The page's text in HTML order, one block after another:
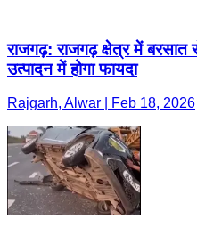
राजगढ़: राजगढ़ क्षेत्र में
उत्पादन में होगा फायदा
Rajgarh, Alwar | Feb 18, 2026